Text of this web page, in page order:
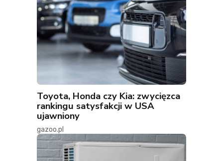
Toyota, Honda czy Kia: zwycięzca
rankingu satysfakcji w USA
ujawniony
gazoo.pl